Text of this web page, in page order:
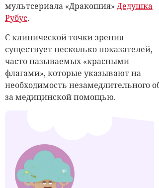
мультсериала «Дракошия» Дедушка
Рубус.
С клинической точки зрения
существует несколько показателей,
часто называемых «красными
флагами», которые указывают на
необходимость незамедлительного
за медицинской помощью.